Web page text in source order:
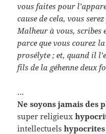
vous faites pour
cause de cela, vous
Malheur à vous,
parce que vous courez
prosélyte ; et, quand il
fils de la géhenne deux
…
Ne soyons jamais
super religieux
intellectuels